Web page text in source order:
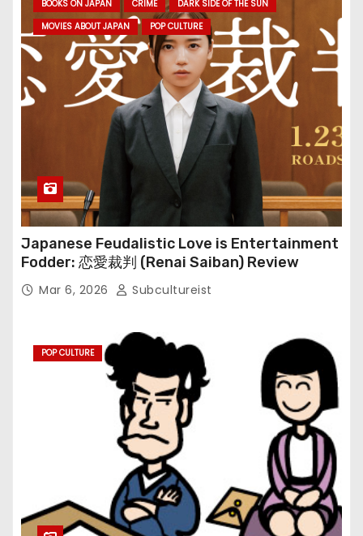
BOOKS ON JAPAN CRIME
DARK SIDE OF THE SUN
MOVIES ABOUT JAPAN
POP CULTURE
Japanese Feudalistic Love is Entertainment
Fodder: 恋愛裁判 (Renai Saiban) Review
Mar 6, 2026 Subcultureist
POP CULTURE